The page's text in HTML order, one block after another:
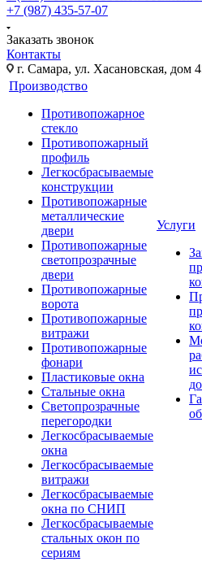
+7 (987) 435-57-07
Заказать звонок
Контакты
г. Самара, ул. Хасановская, дом
Производство
Противопожарное
стекло
Противопожарный
профиль
Легкосбрасываемые
конструкции
Противопожарные
металлические
двери
Противопожарные
светопрозрачные
двери
Противопожарные
ворота
Противопожарные
витражи
Противопожарные
фонари
Пластиковые окна
Стальные окна
Светопрозрачные
перегородки
Легкосбрасываемые
окна
Легкосбрасываемые
витражи
Легкосбрасываемые
окна по СНИП
Легкосбрасываемые
стальных окон по
сериям
Услуги